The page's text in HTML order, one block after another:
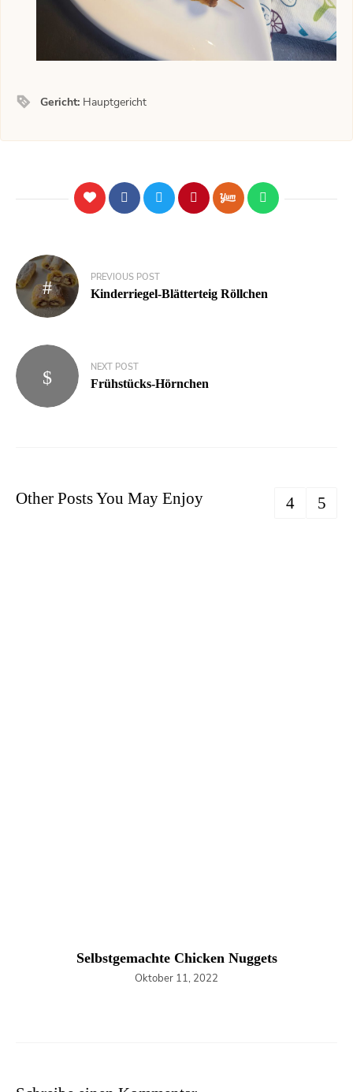
Gericht: Hauptgericht
PREVIOUS POST
Kinderriegel-Blätterteig Röllchen
NEXT POST
Frühstücks-Hörnchen
Other Posts You May Enjoy
Selbstgemachte Chicken Nuggets
Oktober 11, 2022